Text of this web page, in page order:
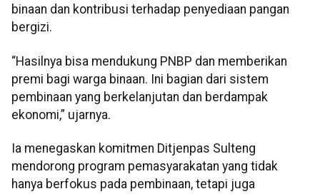
binaan dan kontribusi terhadap penyediaan pangan
bergizi.
“Hasilnya bisa mendukung PNBP dan memberikan
premi bagi warga binaan. Ini bagian dari sistem
pembinaan yang berkelanjutan dan berdampak
ekonomi,” ujarnya.
Ia menegaskan komitmen Ditjenpas Sulteng
mendorong program pemasyarakatan yang tidak
hanya berfokus pada pembinaan, tetapi juga